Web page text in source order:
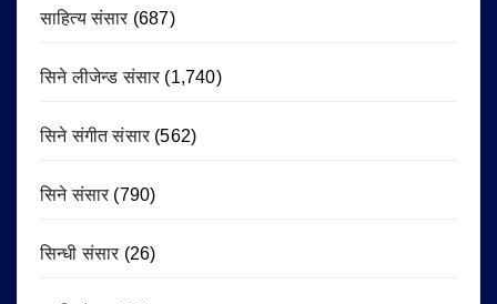
साहित्य संसार (687)
सिने लीजेन्ड संसार (1,740)
सिने संगीत संसार (562)
सिने संसार (790)
सिन्धी संसार (26)